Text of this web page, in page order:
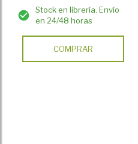
Stock en librería. Envío
en 24/48 horas
COMPRAR